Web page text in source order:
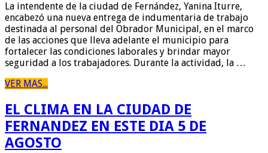
La intendente de la ciudad de Fernández, Yanina Iturre,
encabezó una nueva entrega de indumentaria de trabajo
destinada al personal del Obrador Municipal, en el marco
de las acciones que lleva adelante el municipio para
fortalecer las condiciones laborales y brindar mayor
seguridad a los trabajadores. Durante la actividad, la …
VER MAS...
EL CLIMA EN LA CIUDAD DE
FERNANDEZ EN ESTE DIA 5 DE
AGOSTO